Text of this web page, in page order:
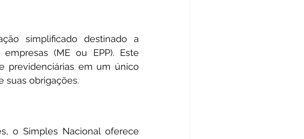
(ME ou EPP). Este
previdenciárias em um único
suas obrigações.